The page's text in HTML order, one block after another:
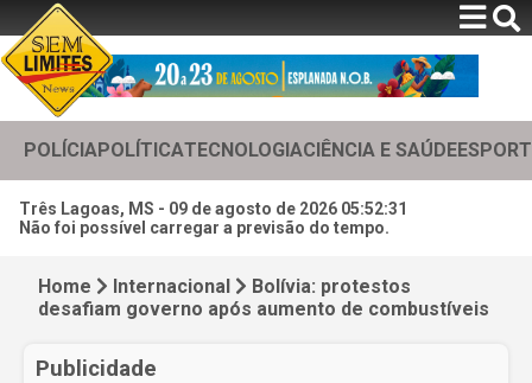
POLÍCIAPOLÍTICATECNOLOGIACIÊNCIA E SAÚDE
Três Lagoas, MS - 09 de agosto de 2026 05:52:33
Não foi possível carregar a previsão do tempo.
Home Internacional
Bolívia: protestos
desafiam governo após aumento de combustíveis
Publicidade